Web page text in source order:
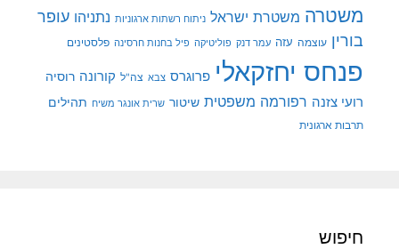
משטרה משטרת ישראל ניתוח רשתות ארגוניות נתניהו עופר
בורין עוצמה עזה עמר דנק פוליטיקה פיל בחנות חרסינה פלסטינים
פנחס יחזקאלי פרוגרס צבא צה"ל קורונה רוסיה
רועי צזנה רפורמה משפטית שיטור שרית אונגר משיח תהילים
תרבות ארגונית
חיפוש